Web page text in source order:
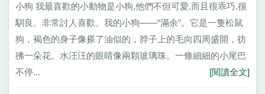
小狗 我最喜歡的小動物是小狗,他們不但可愛,而且很乖巧,很
馴良。非常討人喜歡。我的小狗——“滿余”。它是一隻松鼠
狗，褐色的身子像搽了油似的，脖子上的毛向四周盛開，彷
彿一朵花。水汪汪的眼睛像兩顆玻璃珠。一條細細的小尾巴
不停...
[閱讀全文]